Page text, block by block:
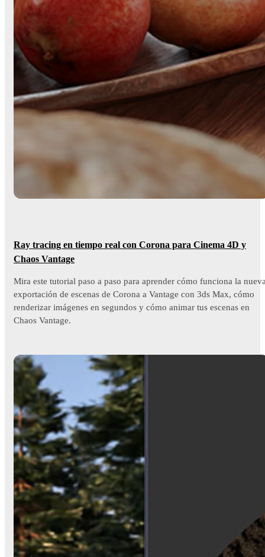
Ray tracing en tiempo real con Corona para Cinema 4D y
Chaos Vantage
Mira este tutorial paso a paso para aprender cómo funciona la
exportación de escenas de Corona a Vantage con 3ds Max, cómo
renderizar imágenes en segundos y cómo animar tus escenas en
Chaos Vantage.